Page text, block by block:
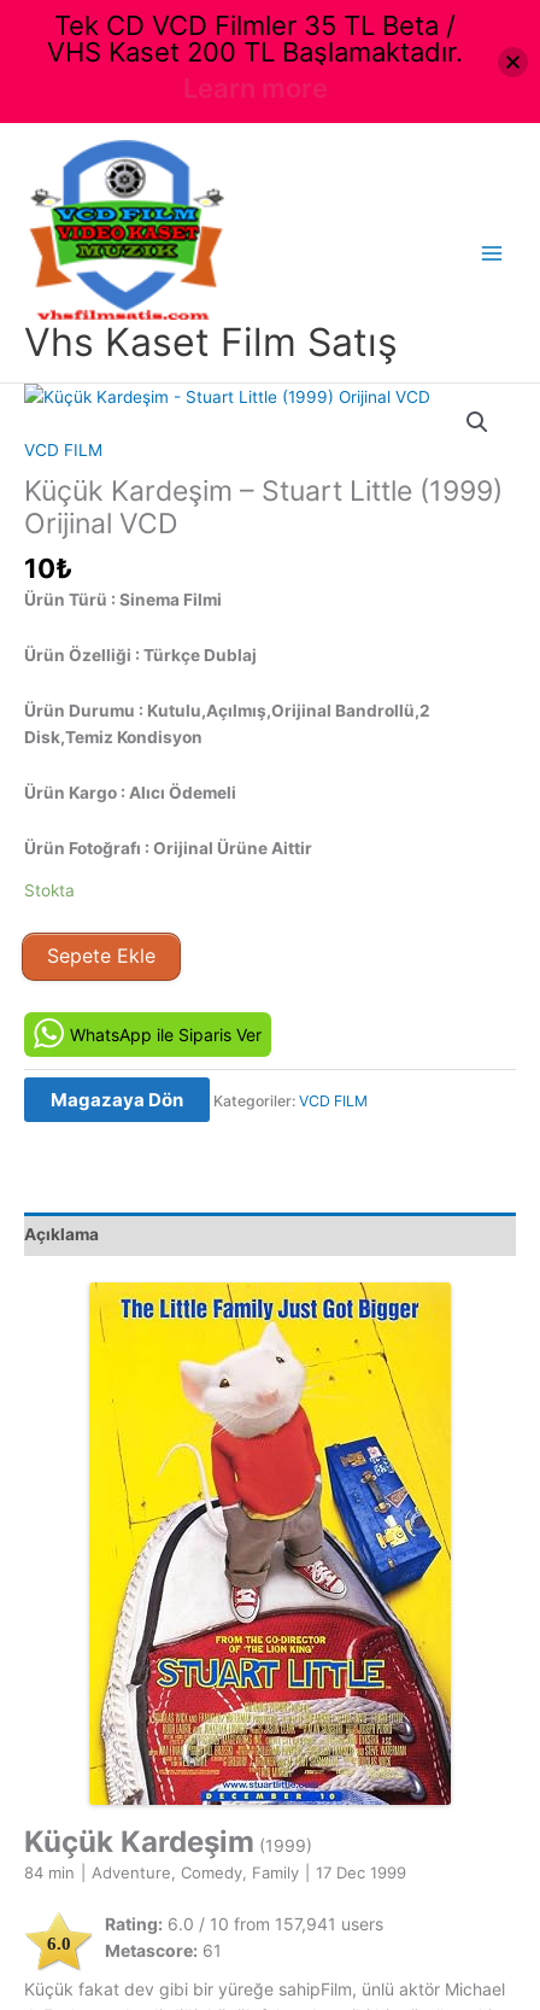
Vhs Kaset Film Satış
VCD FILM
Küçük Kardeşim – Stuart Little (1999)
Orijinal VCD
10₺
Ürün Türü : Sinema Filmi
Ürün Özelliği : Türkçe Dublaj
Ürün Durumu : Kutulu,Açılmış,Orijinal Bandrollü,2
Disk,Temiz Kondisyon
Ürün Kargo : Alıcı Ödemeli
Ürün Fotoğrafı : Orijinal Ürüne Aittir
Stokta
Küçük
Kardeşim
Stuart
Little
(1999)
Orijinal
Sepete Ekle
WhatsApp ile Siparis Ver
Magazaya Dön Kategoriler: VCD FILM
Açıklama
Küçük Kardeşim (1999)
84 min Adventure, Comedy, Family 17 Dec 1999
6.0
Rating: 6.0 / 10 from 157,941 users
Metascore: 61
Küçük fakat dev gibi bir yüreğe sahipFilm, ünlü aktör Michael
Tek CD VCD Filmler 35 TL Beta /
VHS Kaset 200 TL Başlamaktadır.
Learn more